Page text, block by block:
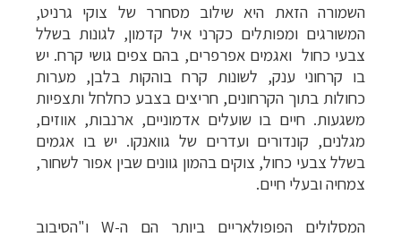
השמורה הזאת היא שילוב מסחרר של צוקי גרניט,
המשורגים ומפותלים כקרני איל קדמון, לגונות בשלל
צבעי כחול ואגמים אפרפרים, בהם צפים גושי קרח. יש
בו קרחוני ענק, לשונות קרח בוהקות בלבן, מערות
כחולות בתוך הקרחונים, חריצים בצבע כחלחל ותצפיות
משגעות. חיים בו שועלים אדמוניים, ארנבות, אווזים,
מגלנים, קונדורים ועדרים של גוואנקו. יש בו אגמים
בשלל צבעי כחול, צוקים בהמון גוונים שבין אפור לשחור,
צמחיה ובעלי חיים.
המסלולים הפופולאריים ביותר הם ה-W ו"הסיבוב